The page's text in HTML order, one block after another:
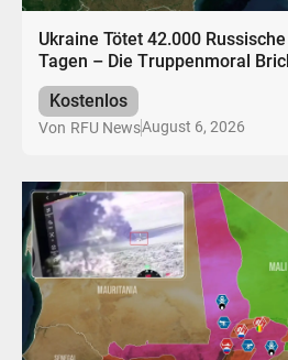
Ukraine Tötet 42.000
Tagen – Die Truppenmoral
Kostenlos
Von RFU NewsAugust 6, 2026